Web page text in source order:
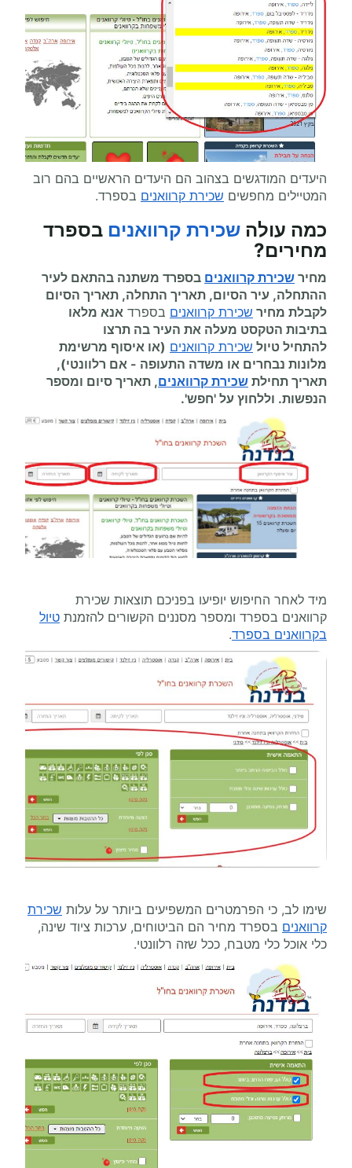
היעדים המודגשים בצהוב הם היעדים הראשיים בהם רוב
המטיילים מחפשים שכירת קרוואנים בספרד.
כמה עולה שכירת קרוואנים בספרד
מחירים?
מחיר שכירת קרוואנים בספרד משתנה בהתאם לעיר
ההתחלה, עיר הסיום, תאריך התחלה, תאריך הסיום
לקבלת מחיר שכירת קרוואנים בספרד אנא מלאו
בתיבות הטקסט מעלה את העיר בה תרצו
להתחיל טיול שכירת קרוואנים (או איסוף מרשימת
מלונות נבחרים או משדה התעופה - אם רלוונטי),
תאריך תחילת שכירת קרוואנים, תאריך סיום ומספר
הנפשות. וללחוץ על 'חפש'.
מיד לאחר החיפוש יופיעו בפניכם תוצאות שכירת
קרוואנים בספרד ומספר מסננים הקשורים להזמנת טיול
בקרוואנים בספרד.
שימו לב, כי הפרמטרים המשפיעים ביותר על עלות שכירת
קרוואנים בספרד מחיר הם הביטוחים, ערכות ציוד שינה,
כלי אוכל כלי מטבח, ככל שזה רלוונטי.